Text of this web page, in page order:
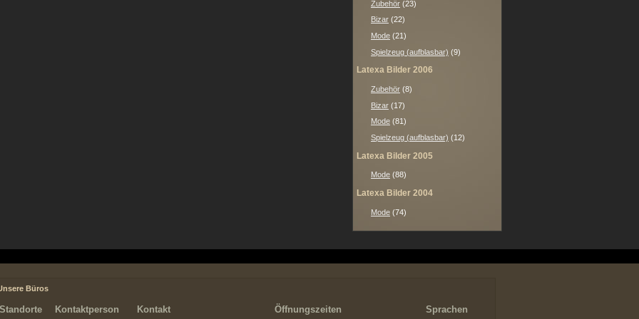
Zubehör (23)
Bizar (22)
Mode (21)
Spielzeug (aufblasbar) (9)
Latexa Bilder 2006
Zubehör (8)
Bizar (17)
Mode (81)
Spielzeug (aufblasbar) (12)
Latexa Bilder 2005
Mode (88)
Latexa Bilder 2004
Mode (74)
Büros
Standorte Kontaktperson Kontakt Öffnungszeiten Sprachen